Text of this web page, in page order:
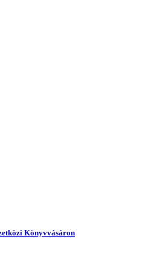
Könyvvásáron